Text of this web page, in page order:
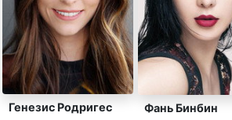
Генезис Родригес Фань Бинбин